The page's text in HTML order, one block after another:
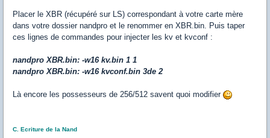
Placer le XBR (récupéré sur LS) correspondant à votre carte mère
dans votre dossier nandpro et le renommer en XBR.bin. Puis taper
ces lignes de commandes pour injecter les kv et kvconf :
nandpro XBR.bin: -w16 kv.bin 1 1
nandpro XBR.bin: -w16 kvconf.bin 3de 2
Là encore les possesseurs de 256/512 savent quoi modifier
C. Ecriture de la Nand